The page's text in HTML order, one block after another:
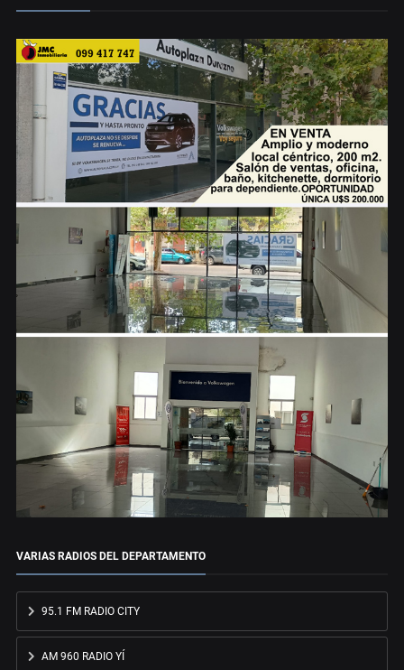
VARIAS RADIOS DEL DEPARTAMENTO
95.1 FM RADIO CITY
AM 960 RADIO YÍ